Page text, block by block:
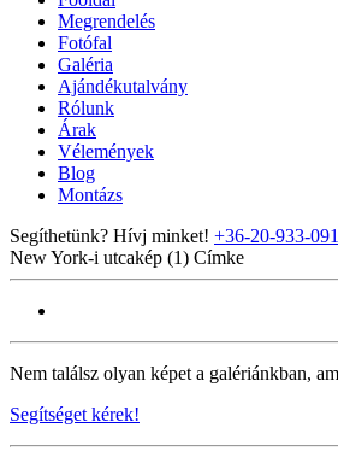
Megrendelés
Fotófal
Galéria
Ajándékutalvány
Rólunk
Árak
Vélemények
Blog
Montázs
Segíthetünk? Hívj minket! +36-20-933-
New York-i utcakép (1) Címke
Nem találsz olyan képet a galériánkban,
Segítséget kérek!